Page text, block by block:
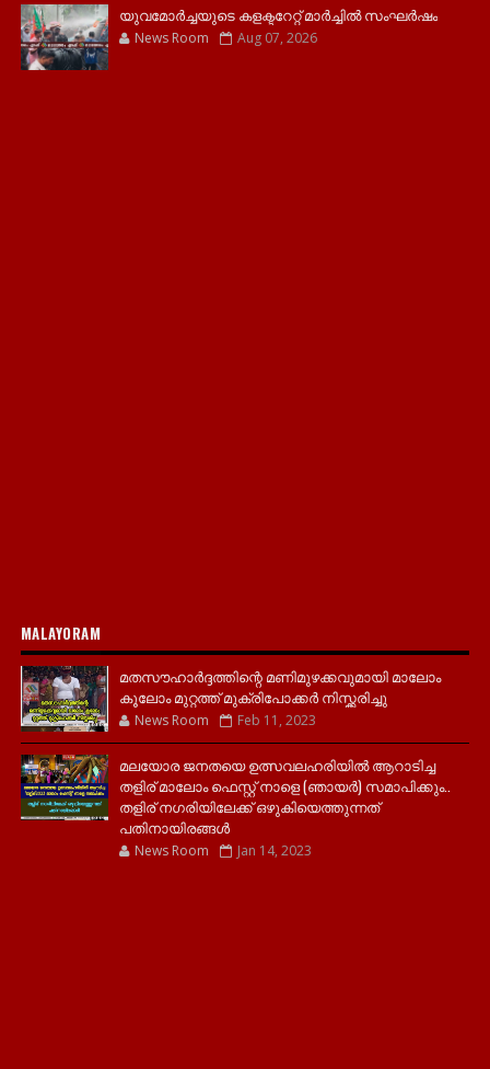
യുവമോര്‍ച്ചയുടെ കളക്ടറേറ്റ് മാര്‍ച്ചില്‍ സംഘര്‍ഷം
News Room Aug 07, 2026
MALAYORAM
മതസൗഹാർദ്ദത്തിന്റെ മണിമുഴക്കവുമായി മാലോം
കൂലോം മുറ്റത്ത് മുക്രിപോക്കർ നിസ്ക്കരിച്ചു
News Room Feb 11, 2023
മലയോര ജനതയെ ഉത്സവലഹരിയിൽ ആറാടിച്ച
തളിര് മാലോം ഫെസ്റ്റ് നാളെ (ഞായർ) സമാപിക്കും..
തളിര് നഗരിയിലേക്ക് ഒഴുകിയെത്തുന്നത്
പതിനായിരങ്ങൾ
News Room Jan 14, 2023